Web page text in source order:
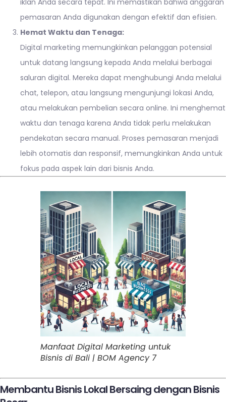
iklan Anda secara tepat. Ini memastikan bahwa anggaran
pemasaran Anda digunakan dengan efektif dan efisien.
Hemat Waktu dan Tenaga:
Digital marketing memungkinkan pelanggan potensial
untuk datang langsung kepada Anda melalui berbagai
saluran digital. Mereka dapat menghubungi Anda melalui
chat, telepon, atau langsung mengunjungi lokasi Anda,
atau melakukan pembelian secara online. Ini menghemat
waktu dan tenaga karena Anda tidak perlu melakukan
pendekatan secara manual. Proses pemasaran menjadi
lebih otomatis dan responsif, memungkinkan Anda untuk
fokus pada aspek lain dari bisnis Anda.
Manfaat Digital Marketing untuk
Bisnis di Bali | BOM Agency 7
Membantu Bisnis Lokal Bersaing dengan Bisnis